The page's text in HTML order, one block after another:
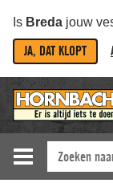
Is Breda jouw
JA, DAT KLOPT